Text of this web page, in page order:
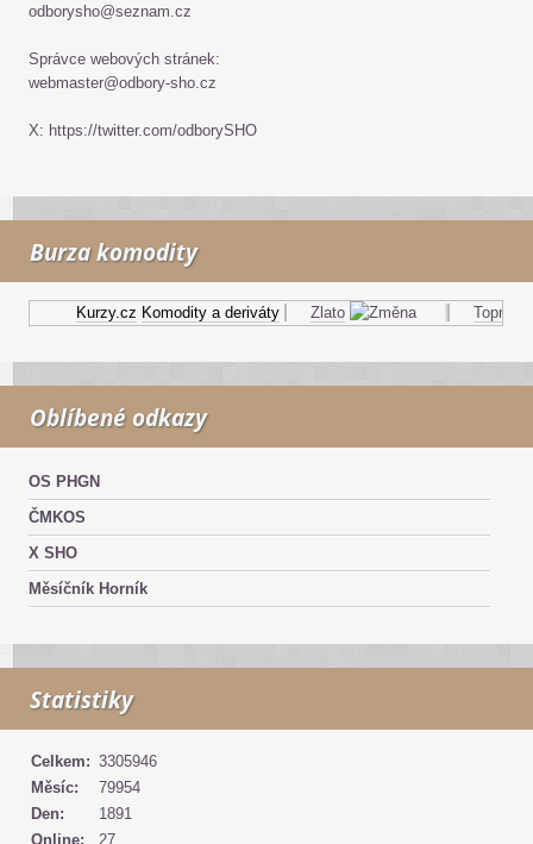
odborysho@seznam.cz
Správce webových stránek:
webmaster@odbory-sho.cz
X: https://twitter.com/odborySHO
Burza komodity
Kurzy.cz Komodity a deriváty Zlato Topný olej
Oblíbené odkazy
OS PHGN
ČMKOS
X SHO
Měsíčník Horník
Statistiky
Online: 27
Celkem: 3305946
Měsíc:
79954
Den:
1891